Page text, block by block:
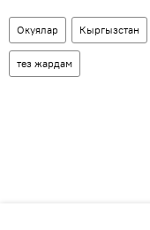
Окуялар Кыргызстан
тез жардам